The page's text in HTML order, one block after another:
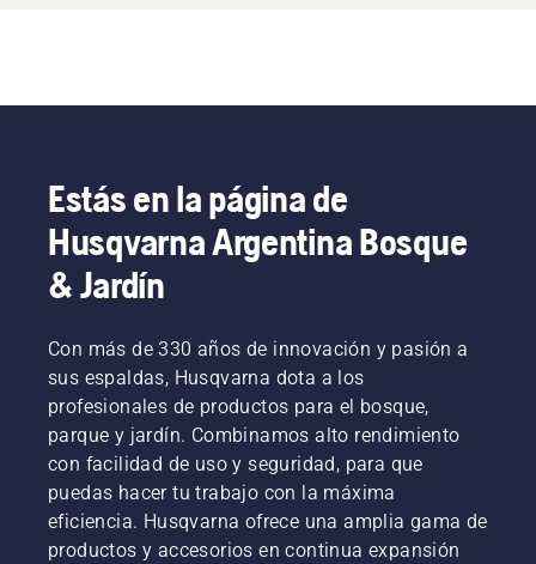
Estás en la página de
Husqvarna Argentina Bosque
& Jardín
Con más de 330 años de innovación y pasión a
sus espaldas, Husqvarna dota a los
profesionales de productos para el bosque,
parque y jardín. Combinamos alto rendimiento
con facilidad de uso y seguridad, para que
puedas hacer tu trabajo con la máxima
eficiencia. Husqvarna ofrece una amplia gama de
productos y accesorios en continua expansión